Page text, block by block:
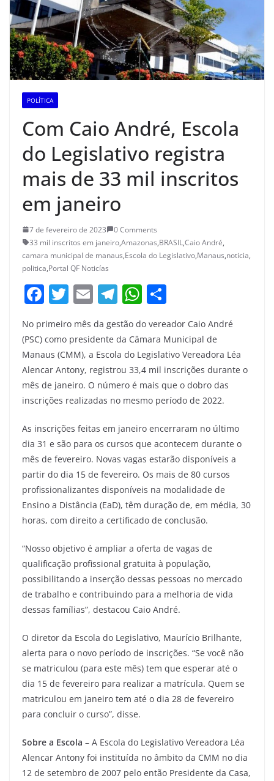
POLÍTICA
Com Caio André, Escola
do Legislativo registra
mais de 33 mil inscritos
em janeiro
7 de fevereiro de 2023
0 Comments
33 mil inscritos em janeiro,Amazonas,BRASIL,Caio André,
camara municipal de manaus,Escola do Legislativo,Manaus,noticia,
politica,Portal QF Noticías
F
a
c
e
b
o
o
k
T
itt
er
E
m
ai
l
T
el
e
gr
a
m
W
at
s
A
p
p
h
ar
e
No primeiro mês da gestão do vereador Caio André
(PSC) como presidente da Câmara Municipal de
Manaus (CMM), a Escola do Legislativo Vereadora Léa
Alencar Antony, registrou 33,4 mil inscrições durante o
mês de janeiro. O número é mais que o dobro das
inscrições realizadas no mesmo período de 2022.
As inscrições feitas em janeiro encerraram no último
dia 31 e são para os cursos que acontecem durante o
mês de fevereiro. Novas vagas estarão disponíveis a
partir do dia 15 de fevereiro. Os mais de 80 cursos
profissionalizantes disponíveis na modalidade de
Ensino a Distância (EaD), têm duração de, em média, 30
horas, com direito a certificado de conclusão.
“Nosso objetivo é ampliar a oferta de vagas de
qualificação profissional gratuita à população,
possibilitando a inserção dessas pessoas no mercado
de trabalho e contribuindo para a melhoria de vida
dessas famílias”, destacou Caio André.
O diretor da Escola do Legislativo, Maurício Brilhante,
alerta para o novo período de inscrições. “Se você não
se matriculou (para este mês) tem que esperar até o
dia 15 de fevereiro para realizar a matrícula. Quem se
matriculou em janeiro tem até o dia 28 de fevereiro
para concluir o curso”, disse.
Sobre a Escola – A Escola do Legislativo Vereadora Léa
Alencar Antony foi instituída no âmbito da CMM no dia
12 de setembro de 2007 pelo então Presidente da Casa,